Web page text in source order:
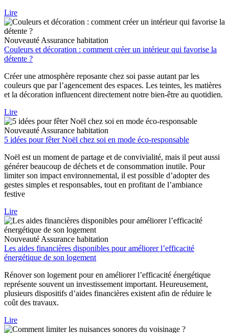
Lire
Nouveauté Assurance habitation
Couleurs et décoration : comment créer un intérieur qui favorise la
détente ?
Créer une atmosphère reposante chez soi passe autant par les
couleurs que par l’agencement des espaces. Les teintes, les matières
et la décoration influencent directement notre bien-être au quotidien.
Lire
Nouveauté Assurance habitation
5 idées pour fêter Noël chez soi en mode éco-responsable
Noël est un moment de partage et de convivialité, mais il peut aussi
générer beaucoup de déchets et de consommation inutile. Pour
limiter son impact environnemental, il est possible d’adopter des
gestes simples et responsables, tout en profitant de l’ambiance
festive
Lire
Nouveauté Assurance habitation
Les aides financières disponibles pour améliorer l’efficacité
énergétique de son logement
Rénover son logement pour en améliorer l’efficacité énergétique
représente souvent un investissement important. Heureusement,
plusieurs dispositifs d’aides financières existent afin de réduire le
coût des travaux.
Lire